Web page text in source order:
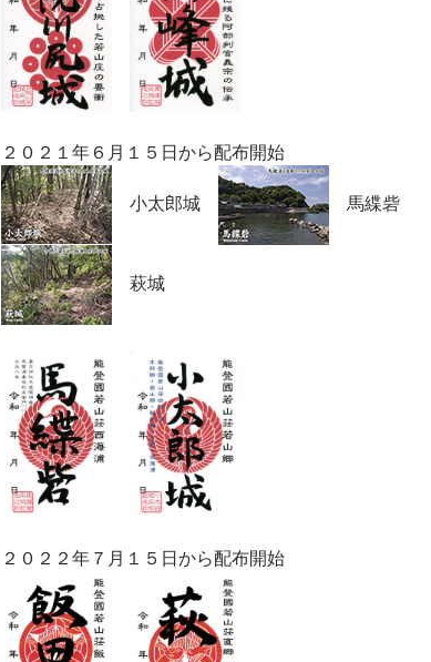
２０２１年６月１５日から配布開始
小太郎城 馬緤砦
萩城
２０２２年７月１５日から配布開始